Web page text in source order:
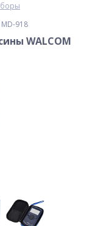
918
WALCOM